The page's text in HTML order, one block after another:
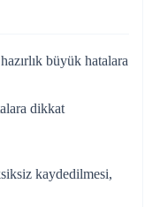
büyük hatalara
dikkat
kaydedilmesi,